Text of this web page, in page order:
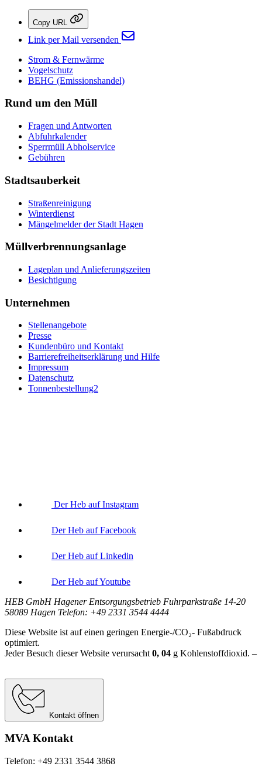
Copy URL
Link per Mail versenden
Strom & Fernwärme
Vogelschutz
BEHG (Emissionshandel)
Rund um den Müll
Fragen und Antworten
Abfuhrkalender
Sperrmüll Abholservice
Gebühren
Stadtsauberkeit
Straßenreinigung
Winterdienst
Mängelmelder der Stadt Hagen
Müllverbrennungsanlage
Lageplan und Anlieferungszeiten
Besichtigung
Unternehmen
Stellenangebote
Presse
Kundenbüro und Kontakt
Barrierefreiheitserklärung und Hilfe
Impressum
Datenschutz
Tonnenbestellung2
Der Heb auf Instagram
Der Heb auf Facebook
Der Heb auf Linkedin
Der Heb auf Youtube
HEB GmbH Hagener Entsorgungsbetrieb Fuhrparkstraße 14-20
58089 Hagen Telefon: +49 2331 3544 4444
Diese Website ist auf einen geringen Energie-/CO₂- Fußabdruck
optimiert.
Jeder Besuch dieser Website verursacht 0, 04 g Kohlenstoffdioxid. –
Kontakt öffnen
MVA Kontakt
Telefon: +49 2331 3544 3868